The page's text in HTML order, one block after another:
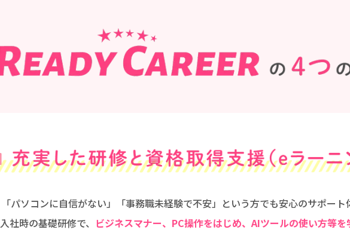
「パソコンに自信がない」「事務職未経験で不安」という方でも安心のサポート
入社時の基礎研修で、 ビジネスマナー、PC操作をはじめ、AIツールの使い方等を